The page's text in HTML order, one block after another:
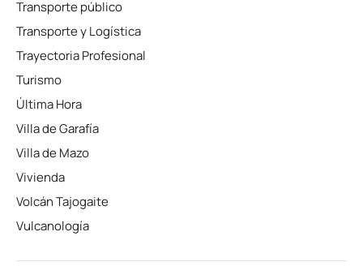
Transporte público
Transporte y Logística
Trayectoria Profesional
Turismo
Última Hora
Villa de Garafía
Villa de Mazo
Vivienda
Volcán Tajogaite
Vulcanología